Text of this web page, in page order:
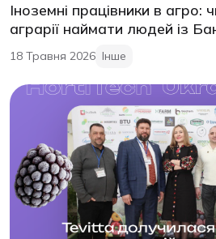
Іноземні працівники в агро:
аграрії наймати людей із
18 Травня 2026 Інше